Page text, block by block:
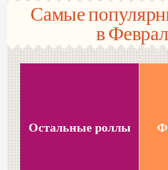
Самые
в
Остальные роллы